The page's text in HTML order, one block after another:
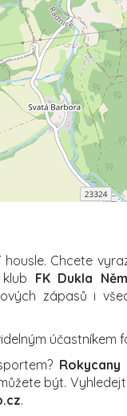
Chcete
FK Dukla
zápasů i
účastníkem
Rokycany
být.
.